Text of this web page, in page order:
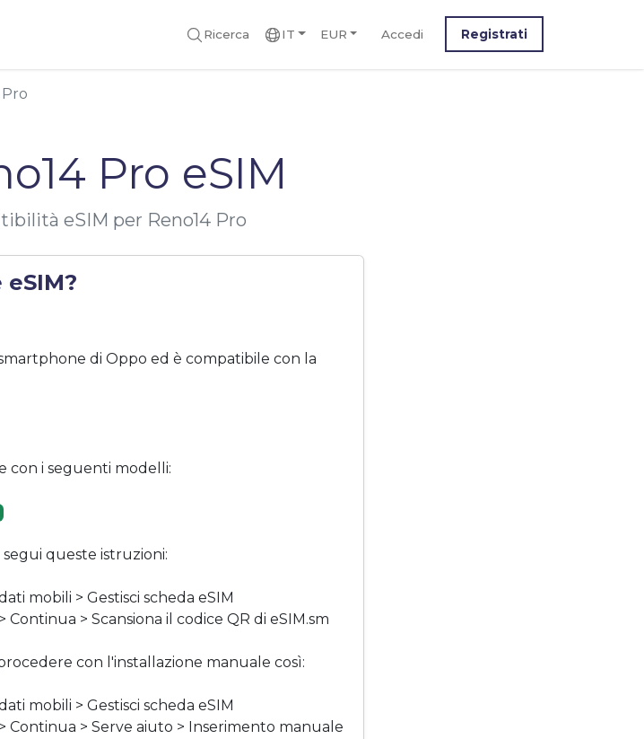
Ricerca IT EUR Accedi Registrati
Pro eSIM
eSIM per Reno14 Pro
di Oppo ed è compatibile con la
con i seguenti modelli:
queste istruzioni:
mobili > Gestisci scheda eSIM
Continua > Scansiona il codice QR di eSIM.sm
con l'installazione manuale così:
mobili > Gestisci scheda eSIM
Continua > Serve aiuto > Inserimento manuale